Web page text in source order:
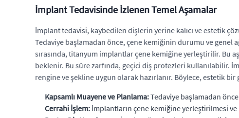
İmplant Tedavisinde İzlenen Temel Aşamalar
İmplant tedavisi, kaybedilen dişlerin yerine kalıcı ve estetik
Tedaviye başlamadan önce, çene kemiğinin durumu ve
sırasında, titanyum implantlar çene kemiğine yerleştirilir. Bu
beklenir. Bu süre zarfında, geçici diş protezleri kullanılabilir.
rengine ve şekline uygun olarak hazırlanır. Böylece, estetik
Kapsamlı Muayene ve Planlama:Tedaviye başlamadan önce
Cerrahi İşlem: İmplantların çene kemiğine yerleştirilmesi